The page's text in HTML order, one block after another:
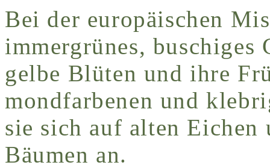
Bei der europäischen
immergrünes, buschiges
gelbe Blüten und ihre
mondfarbenen und
sie sich auf alten Eichen
Bäumen an.